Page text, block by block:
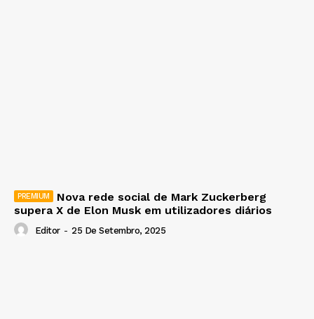
Nova rede social de Mark Zuckerberg
supera X de Elon Musk em utilizadores diários
Editor - 25 De Setembro, 2025